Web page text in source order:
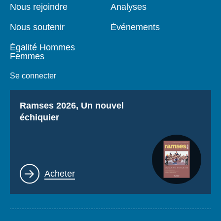
Nous rejoindre
Nous soutenir
Égalité Hommes
Femmes
Se connecter
Analyses
Événements
Titre
Ramses 2026, Un nouvel
échiquier
Lien
Acheter